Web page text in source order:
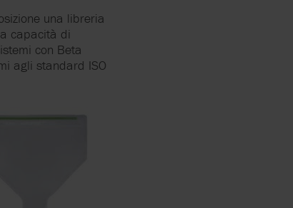
una libreria
capacità di
con Beta
agli standard ISO